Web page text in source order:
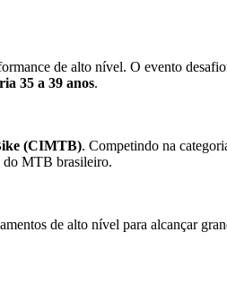
de alto nível. O evento
35 a 39 anos.
(CIMTB). Competindo na
do MTB brasileiro.
de alto nível para alcançar